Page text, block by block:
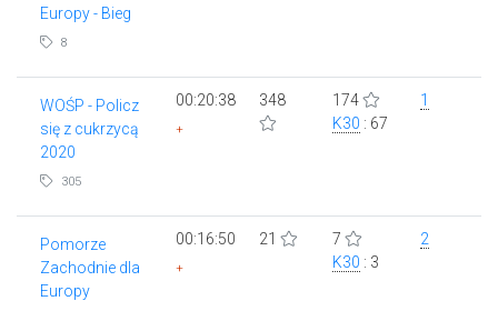
Europy - Bieg
8
WOŚP - Policz
się z cukrzycą
2020
305
00:20:38
+
348
174
K30 : 67
1
Pomorze
Zachodnie dla
Europy
00:16:50
+
21
7
K30 : 3
2